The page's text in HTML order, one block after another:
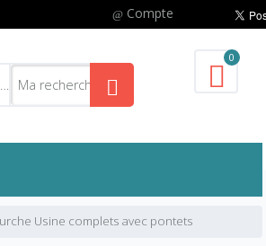
Compte
0
Usine complets avec pontets